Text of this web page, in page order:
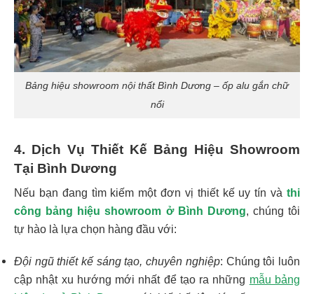
Bảng hiệu showroom nội thất Bình Dương – ốp alu gắn chữ
nổi
4. Dịch Vụ Thiết Kế Bảng Hiệu Showroom
Tại Bình Dương
Nếu bạn đang tìm kiếm một đơn vị thiết kế uy tín và thi
công bảng hiệu showroom ở Bình Dương, chúng tôi
tự hào là lựa chọn hàng đầu với:
Đội ngũ thiết kế sáng tạo, chuyên nghiệp: Chúng tôi luôn
cập nhật xu hướng mới nhất để tạo ra những mẫu bảng